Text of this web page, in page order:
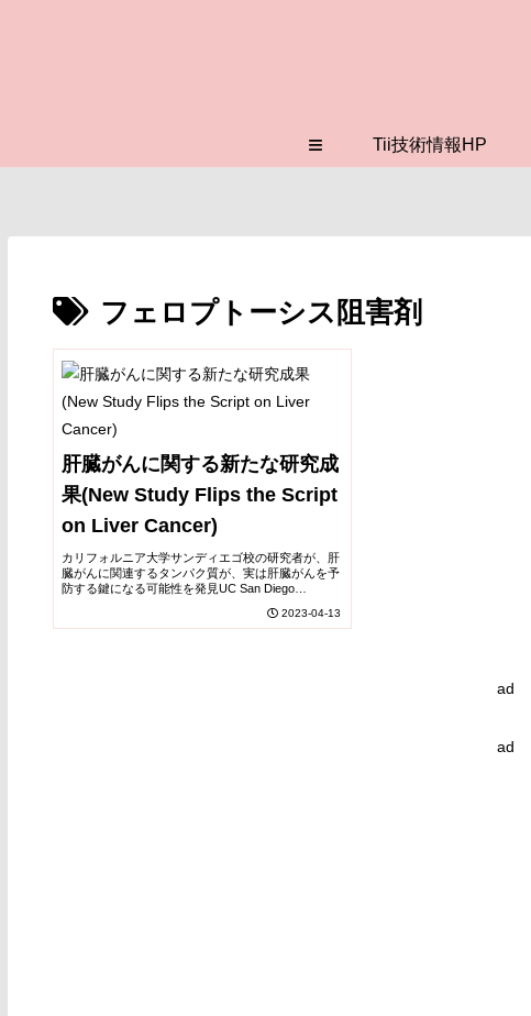
≡ Tii技術情報HP
フェロプトーシス阻害剤
肝臓がんに関する新たな研究成
果(New Study Flips the Script
on Liver Cancer)
カリフォルニア大学サンディエゴ校の研究者が、肝
臓がんに関連するタンパク質が、実は肝臓がんを予
防する鍵になる可能性を発見UC San Diego
2023-04-13
ad
ad